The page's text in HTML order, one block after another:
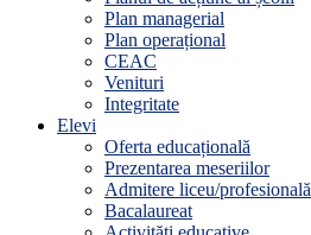
Plan managerial
Plan operațional
CEAC
Venituri
Integritate
Elevi
Oferta educațională
Prezentarea meseriilor
Admitere liceu/profesională
Bacalaureat